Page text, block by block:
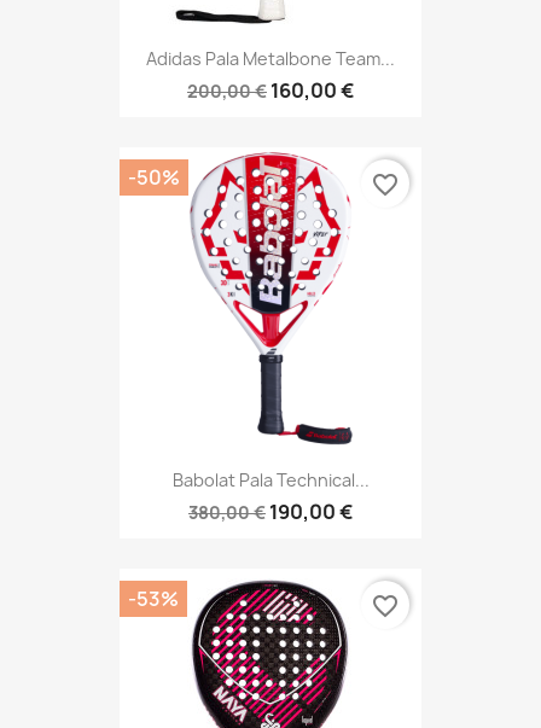
Adidas Pala Metalbone Team...
200,00 € 160,00 €
Babolat Pala Technical...
380,00 € 190,00 €
-50% favorite_border
-53% favorite_border